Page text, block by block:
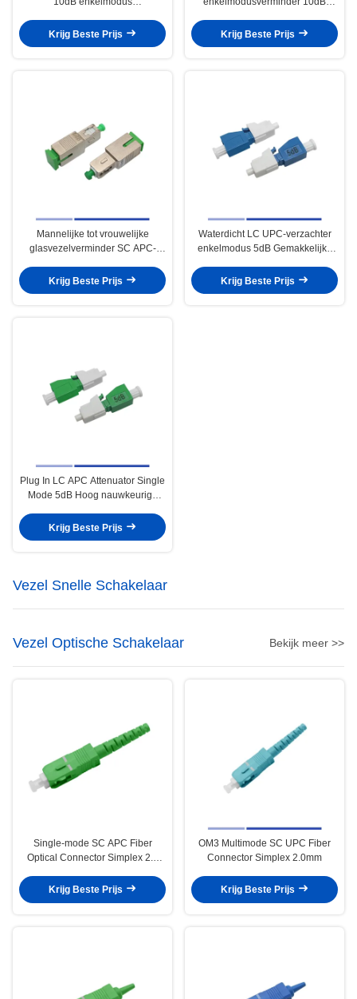
Krijg Beste Prijs
Krijg Beste Prijs
Mannelijke tot vrouwelijke
glasvezelverminder SC APC-
Krijg Beste Prijs
Waterdicht LC UPC-verzachter
enkelmodus 5dB Gemakkelijke
Krijg Beste Prijs
Plug In LC APC Attenuator Single
Mode 5dB Hoog nauwkeurige
Krijg Beste Prijs
Vezel Snelle Schakelaar
Vezel Optische Schakelaar Bekijk meer >>
Single-mode SC APC Fiber
Optical Connector Simplex 2.0
Krijg Beste Prijs
OM3 Multimode SC UPC Fiber
Connector Simplex 2.0mm
Krijg Beste Prijs